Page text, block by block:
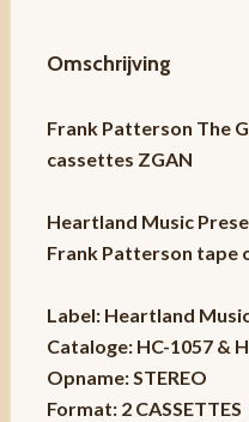
Omschrijving
Frank Patterson The
cassettes ZGAN
Heartland Music
Frank Patterson tape
Label: Heartland
Cataloge: HC-1057 &
Opname: STEREO
Format: 2 CASSETTES